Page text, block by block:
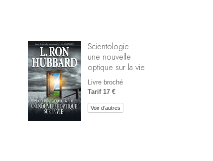
Scientologie :
une nouvelle
optique sur la vie
Livre broché
Tarif 17 €
Voir d’autres